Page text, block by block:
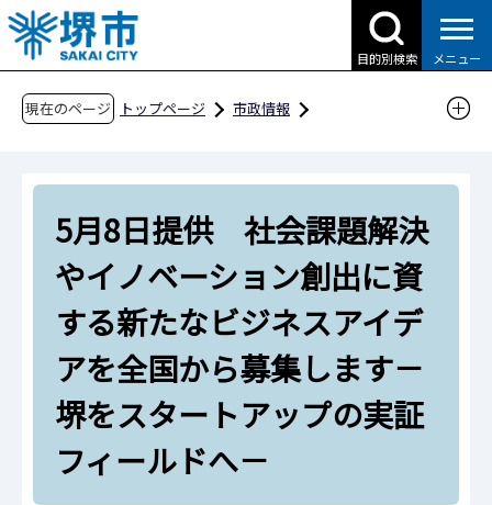
こ
の
ペ
目的別検索 メニュー
現在のページ トップページ
市政情報
報道提供資料
過去の報道提供資料
令和8年
令和8年5月
5月8日提供 社会課題解決やイノベーション創
出に資する新たなビジネスアイデアを全国から
募集します－堺をスタートアップの実証フィー
ルドへ－
5月8日提供 社会課題解決
やイノベーション創出に資
する新たなビジネスアイデ
アを全国から募集します－
堺をスタートアップの実証
フィールドへ－